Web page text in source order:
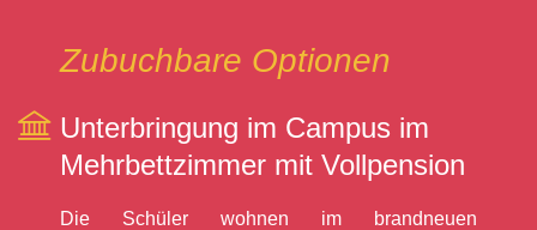
Zubuchbare Optionen
Unterbringung im Campus im
Mehrbettzimmer mit Vollpension
Die Schüler wohnen im brandneuen